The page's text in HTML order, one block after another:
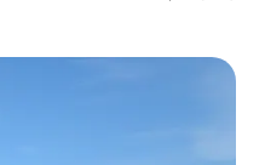
hóspedes